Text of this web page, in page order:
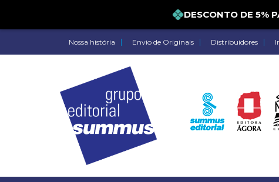
DESCONTO DE 5%
Nossa história Envio de Originais Distribuidores